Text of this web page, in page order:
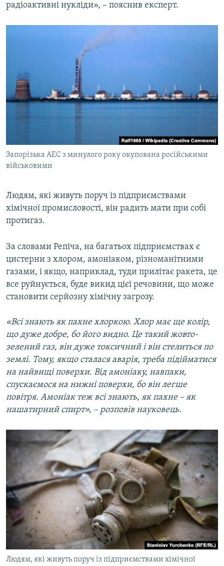
радіоактивні нукліди», – пояснив експерт.
Запорізька АЕС з минулого року окупована російськими
військовими
Людям, які живуть поруч із підприємствами
хімічної промисловості, він радить мати при собі
протигаз.
За словами Репіча, на багатьох підприємствах є
цистерни з хлором, амоніаком, різноманітними
газами, і якщо, наприклад, туди прилітає ракета, це
все руйнується, буде викид цієї речовини, що може
становити серйозну хімічну загрозу.
«Всі знають як пахне хлоркою. Хлор має ще колір,
що дуже добре, бо його видно. Це такий жовто-
зелений газ, він дуже токсичний і він стелиться по
землі. Тому, якщо сталася аварія, треба підійматися
на найвищі поверхи. Від амоніаку, навпаки,
спускаємося на нижні поверхи, бо він легше
повітря. Амоніак теж всі знають, як пахне – як
нашатирний спирт», – розповів науковець.
Людям, які живуть поруч із підприємствами хімічної